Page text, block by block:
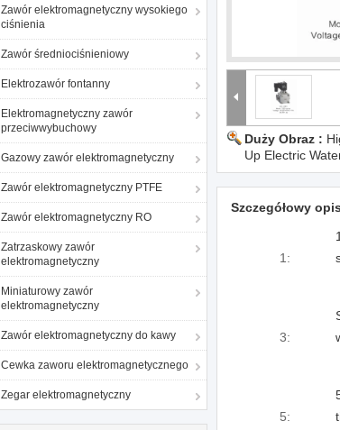
Zawór elektromagnetyczny wysokiego
ciśnienia
Zawór średniociśnieniowy
Elektrozawór fontanny
Elektromagnetyczny zawór
przeciwwybuchowy
Gazowy zawór elektromagnetyczny
Zawór elektromagnetyczny PTFE
Zawór elektromagnetyczny RO
Zatrzaskowy zawór
elektromagnetyczny
Miniaturowy zawór
elektromagnetyczny
Zawór elektromagnetyczny do kawy
Cewka zaworu elektromagnetycznego
Zegar elektromagnetyczny
Duży Obraz :
Up Electric
Szczegółowy
1:
3:
5: